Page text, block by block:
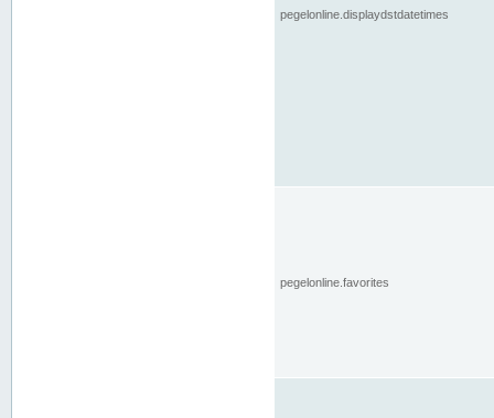
pegelonline.displaydstdatetimes
pegelonline.favorites